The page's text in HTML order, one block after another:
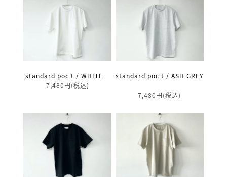
standard poc t / WHITE
7,480円(税込)
standard poc t / ASH GREY
7,480円(税込)